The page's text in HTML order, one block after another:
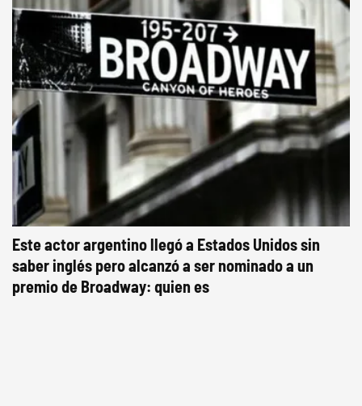
Este actor argentino llegó a Estados Unidos sin
saber inglés pero alcanzó a ser nominado a un
premio de Broadway: quien es